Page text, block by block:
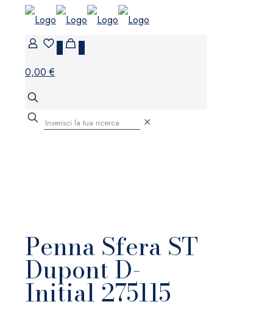
0,00 €
✕
Penna Sfera ST
Dupont D-
Initial 275115